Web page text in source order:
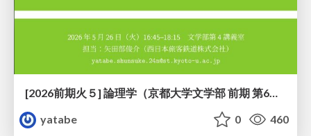
[2026前期火５] 論理学（京都大学文学部 前期 第6回）「かつとまたはの規則」
yatabe
0 460